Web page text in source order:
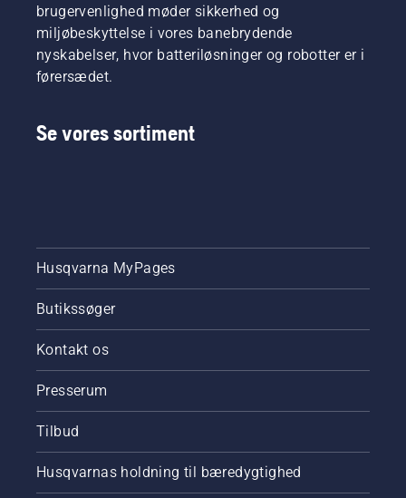
brugervenlighed møder sikkerhed og
miljøbeskyttelse i vores banebrydende
nyskabelser, hvor batteriløsninger og robotter er i
førersædet.
Se vores sortiment
Husqvarna MyPages
Butikssøger
Kontakt os
Presserum
Tilbud
Husqvarnas holdning til bæredygtighed